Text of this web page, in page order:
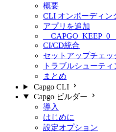
概要
CLI オンボーディン
アプリを追加
CI/CD統合
セットアップチェッ
トラブルシューティ
まとめ
Capgo CLI
Capgo ビルダー
導入
はじめに
設定オプション